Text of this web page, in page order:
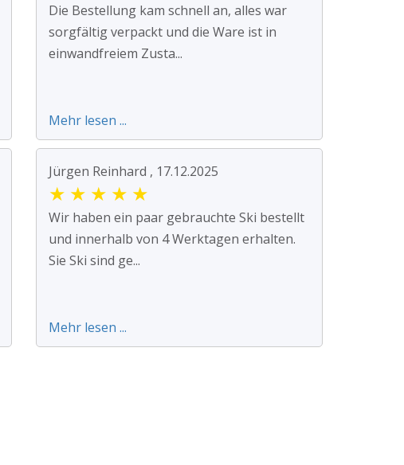
Die Bestellung kam schnell an, alles war
sorgfältig verpackt und die Ware ist in
einwandfreiem Zusta...
Mehr lesen ...
Jürgen Reinhard , 17.12.2025
★ ★ ★ ★ ★
Wir haben ein paar gebrauchte Ski bestellt
und innerhalb von 4 Werktagen erhalten.
Sie Ski sind ge...
Mehr lesen ...